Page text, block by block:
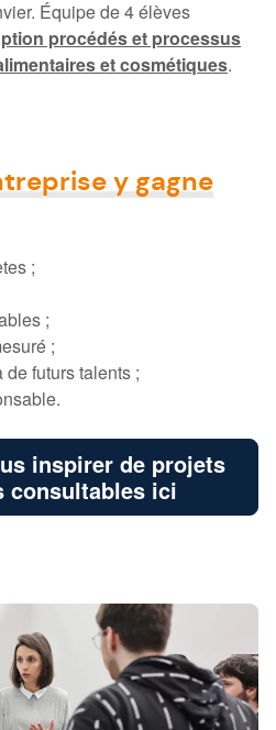
Équipe de 4 élèves
procédés et processus
et cosmétiques.
y gagne
;
;
;
futurs talents ;
inspirer de projets
consultables ici